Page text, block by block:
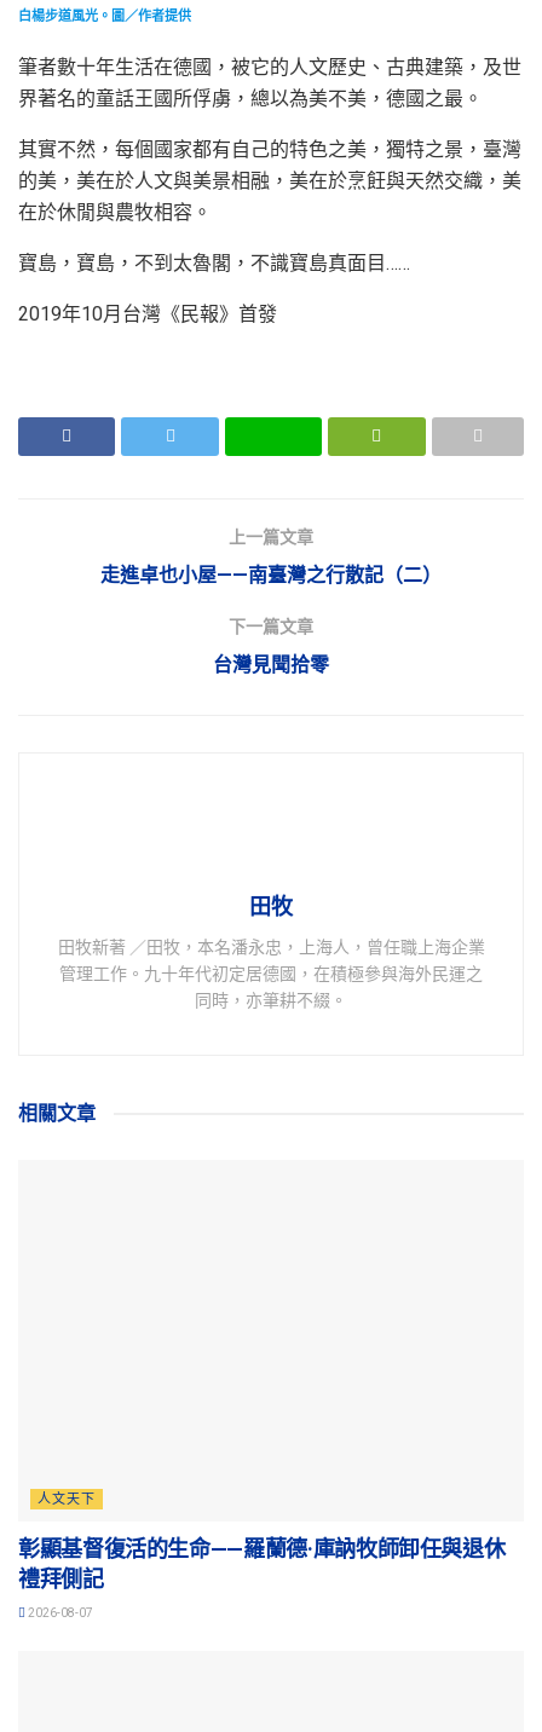
白楊步道風光。圖／作者提供
筆者數十年生活在德國，被它的人文歷史、古典建築，及世
界著名的童話王國所俘虜，總以為美不美，德國之最。
其實不然，每個國家都有自己的特色之美，獨特之景，臺灣
的美，美在於人文與美景相融，美在於烹飪與天然交織，美
在於休閒與農牧相容。
寶島，寶島，不到太魯閣，不識寶島真面目……
2019年10月台灣《民報》首發
上一篇文章
走進卓也小屋——南臺灣之行散記（二）
下一篇文章
台灣見聞拾零
田牧
田牧新著 ／田牧，本名潘永忠，上海人，曾任職上海企業
管理工作。九十年代初定居德國，在積極參與海外民運之
同時，亦筆耕不綴。
相關文章
人文天下
彰顯基督復活的生命——羅蘭德·庫訥牧師卸任與退休
禮拜側記
2026-08-07